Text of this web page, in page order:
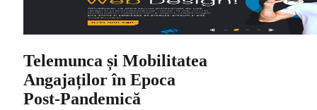
Telemunca și Mobilitatea
Angajaților în Epoca
Post‑Pandemică